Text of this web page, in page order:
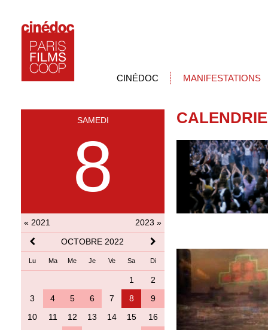
CINÉDOC MANIFESTATIONS
SAMEDI
8
« 2021
2023 »
OCTOBRE 2022
Lu Ma Me Je Ve Sa Di
1
2
3
4 5 6 7 8
9
10
11 12 13 14 15
16